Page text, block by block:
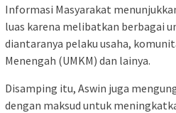
Informasi Masyarakat
luas karena melibatkan berbagai
diantaranya pelaku usaha,
Menengah (UMKM) dan lainya.
Disamping itu, Aswin juga
dengan maksud untuk